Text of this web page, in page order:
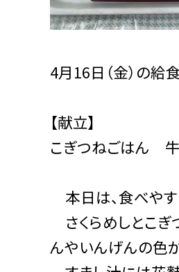
4月16日（金）の給
【献立】
こぎつねごはん
本日は、食べやす
さくらめしとこぎ
んやいんげんの色